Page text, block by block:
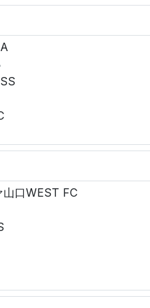
山口WEST FC